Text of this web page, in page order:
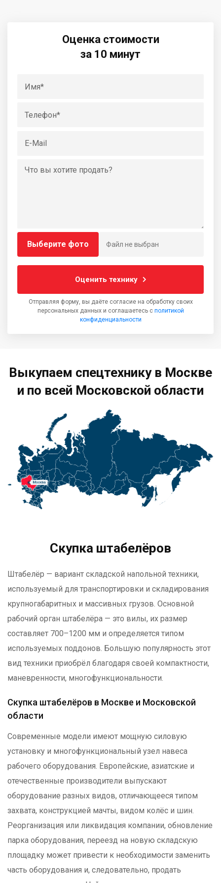
Оценка стоимости
за 10 минут
Выберите фото Файл не выбран
Оценить технику
Отправляя форму, вы даёте согласие на обработку своих
персональных данных и соглашаетесь с политикой
конфиденциальности
Выкупаем спецтехнику в Москве
и по всей Московской области
Скупка штабелёров
Штабелёр — вариант складской напольной техники,
используемый для транспортировки и складирования
крупногабаритных и массивных грузов. Основной
рабочий орган штабелёра — это вилы, их размер
составляет 700–1200 мм и определяется типом
используемых поддонов. Большую популярность этот
вид техники приобрёл благодаря своей компактности,
маневренности, многофункциональности.
Скупка штабелёров в Москве и Московской
области
Современные модели имеют мощную силовую
установку и многофункциональный узел навеса
рабочего оборудования. Европейские, азиатские и
отечественные производители выпускают
оборудование разных видов, отличающееся типом
захвата, конструкцией мачты, видом колёс и шин.
Реорганизация или ликвидация компании, обновление
парка оборудования, переезд на новую складскую
площадку может привести к необходимости заменить
часть оборудования и, следовательно, продать